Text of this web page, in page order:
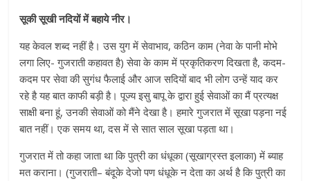
सूकी सूखी नदियों में बहाये नीर।
यह केवल शब्द नहीं है। उस युग में सेवाभाव, कठिन काम (नेवा के पानी मोभे
लगा लिए- गुजराती कहावत है) सेवा के काम में प्रकृतिकरण दिखता है, कदम-
कदम पर सेवा की सुगंध फैलाई और आज सदियों बाद भी लोग उन्हें याद कर
रहे है यह बात काफी बड़ी है। पूज्य इसु बापू के द्वारा हुई सेवाओं का मैं प्रत्यक्ष
साक्षी बना हूं, उनकी सेवाओं को मैंने देखा है। हमारे गुजरात में सूखा पड़ना नई
बात नहीं। एक समय था, दस में से सात साल सूखा पड़ता था।
गुजरात में तो कहा जाता था कि पुत्री का धंधूका (सूखाग्रस्त इलाका) में ब्याह
मत कराना। (गुजराती– बंदूके देजो पण धंधूके न देता का अर्थ है कि पुत्री का